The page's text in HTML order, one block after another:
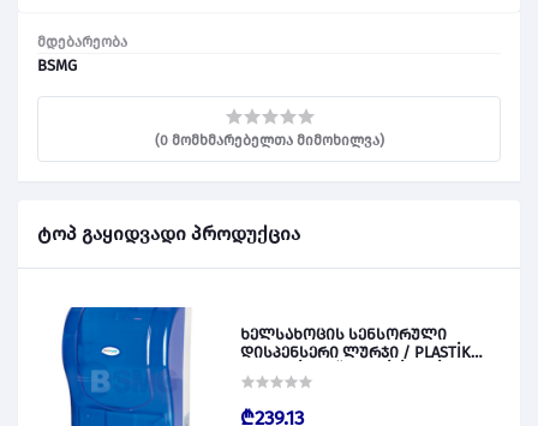
მდებარეობა
BSMG
(0 მომხმარებელთა მიმოხილვა)
ტოპ გაყიდვადი პროდუქცია
ხელსახოცის სენსორული
დისპენსერი ლურჯი / PLASTİK
₾239.13